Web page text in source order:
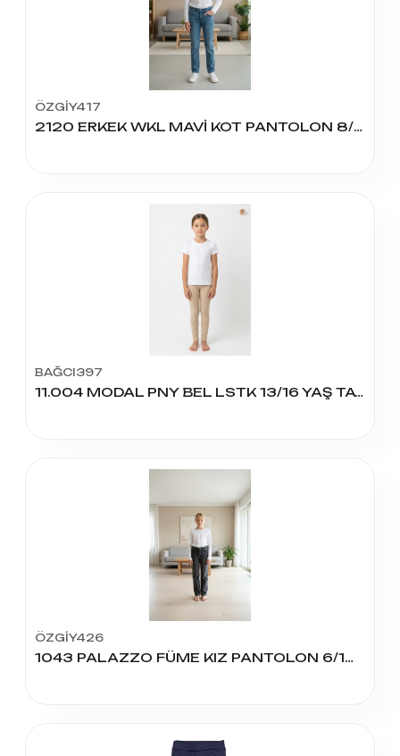
ÖZGİY417
2120 ERKEK WKL MAVİ KOT PANTOLON 8/12 YAŞ
BAĞCI397
11.004 MODAL PNY BEL LSTK 13/16 YAŞ TAYT
ÖZGİY426
1043 PALAZZO FÜME KIZ PANTOLON 6/10 YAŞ